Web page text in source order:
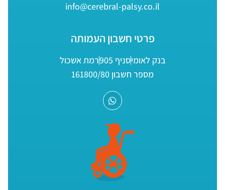
info@cerebral-palsy.co.il
פרטי חשבון העמותה
בנק לאומיסניף 905
רמת אשכול
מספר חשבון 161800/80